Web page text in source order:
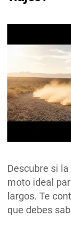
Descubre si
moto ideal
largos. Te
que debes